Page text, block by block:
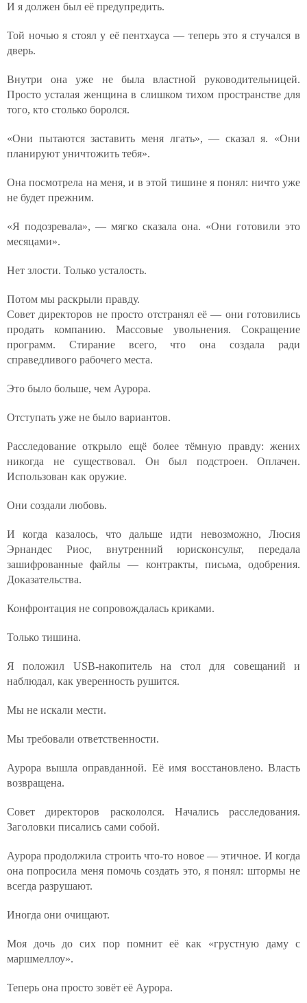
И я должен был её предупредить.
Той ночью я стоял у её пентхауса — теперь это я стучался в
дверь.
Внутри она уже не была властной руководительницей.
Просто усталая женщина в слишком тихом пространстве для
того, кто столько боролся.
«Они пытаются заставить меня лгать», — сказал я. «Они
планируют уничтожить тебя».
Она посмотрела на меня, и в этой тишине я понял: ничто уже
не будет прежним.
«Я подозревала», — мягко сказала она. «Они готовили это
месяцами».
Нет злости. Только усталость.
Потом мы раскрыли правду.
Совет директоров не просто отстранял её — они готовились
продать компанию. Массовые увольнения. Сокращение
программ. Стирание всего, что она создала ради
справедливого рабочего места.
Это было больше, чем Аурора.
Отступать уже не было вариантов.
Расследование открыло ещё более тёмную правду: жених
никогда не существовал. Он был подстроен. Оплачен.
Использован как оружие.
Они создали любовь.
И когда казалось, что дальше идти невозможно, Люсия
Эрнандес Риос, внутренний юрисконсульт, передала
зашифрованные файлы — контракты, письма, одобрения.
Доказательства.
Конфронтация не сопровождалась криками.
Только тишина.
Я положил USB-накопитель на стол для совещаний и
наблюдал, как уверенность рушится.
Мы не искали мести.
Мы требовали ответственности.
Аурора вышла оправданной. Её имя восстановлено. Власть
возвращена.
Совет директоров раскололся. Начались расследования.
Заголовки писались сами собой.
Аурора продолжила строить что-то новое — этичное. И когда
она попросила меня помочь создать это, я понял: штормы не
всегда разрушают.
Иногда они очищают.
Моя дочь до сих пор помнит её как «грустную даму с
маршмеллоу».
Теперь она просто зовёт её Аурора.